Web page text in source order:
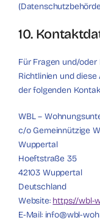
10.
Für Fragen und/
Richtlinien und
der folgenden
WBL –
c/o Gemeinnützige
Wuppertal
Hoeftstraße 35
42103 Wuppertal
Deutschland
Website: https://wbl-
E-Mail: info@wbl-